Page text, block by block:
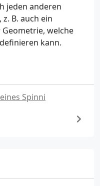
jeden anderen
B. auch ein
welche
kann.
Spinni